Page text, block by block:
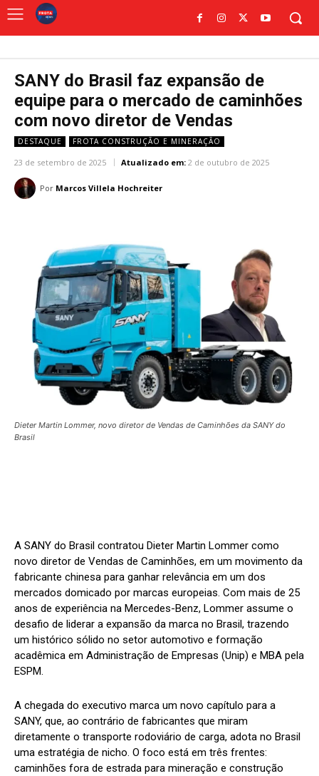
SANY do Brasil faz expansão de
equipe para o mercado de caminhões
com novo diretor de Vendas
DESTAQUE FROTA CONSTRUÇÃO E MINERAÇÃO
23 de setembro de 2025 Atualizado em: 2 de outubro de 2025
Por Marcos Villela Hochreiter
Dieter Martin Lommer, novo diretor de Vendas de Caminhões da SANY do
Brasil
A SANY do Brasil contratou Dieter Martin Lommer como
novo diretor de Vendas de Caminhões, em um movimento da
fabricante chinesa para ganhar relevância em um dos
mercados domicado por marcas europeias. Com mais de 25
anos de experiência na Mercedes-Benz, Lommer assume o
desafio de liderar a expansão da marca no Brasil, trazendo
um histórico sólido no setor automotivo e formação
acadêmica em Administração de Empresas (Unip) e MBA pela
ESPM.
A chegada do executivo marca um novo capítulo para a
SANY, que, ao contrário de fabricantes que miram
diretamente o transporte rodoviário de carga, adota no Brasil
uma estratégia de nicho. O foco está em três frentes:
caminhões fora de estrada para mineração e construção